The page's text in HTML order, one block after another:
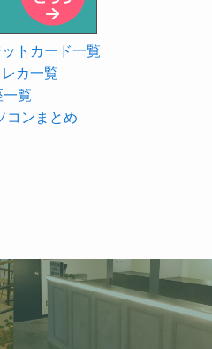
トカード一覧
カ一覧
一覧
コンまとめ